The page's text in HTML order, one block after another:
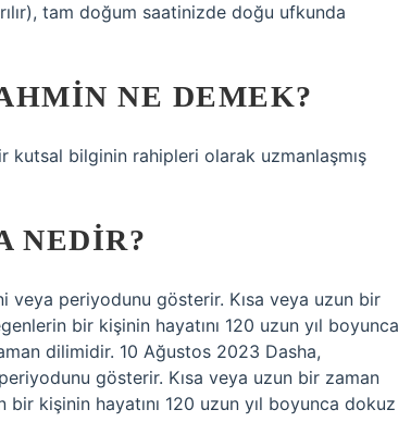
tam doğum saatinizde doğu ufkunda
NE DEMEK?
kutsal bilginin rahipleri olarak uzmanlaşmış
NEDIR?
periyodunu gösterir. Kısa veya uzun bir
bir kişinin hayatını 120 uzun yıl boyunca
dilimidir. 10 Ağustos 2023 Dasha,
gösterir. Kısa veya uzun bir zaman
kişinin hayatını 120 uzun yıl boyunca dokuz